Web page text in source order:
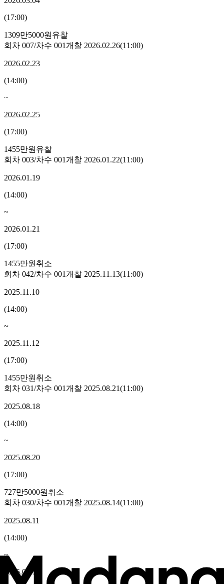
(17:00)
1309만5000원 유찰
회차 007/차수 001개찰 2026.02.26(11:00)
2026.02.23
(14:00)
~
2026.02.25
(17:00)
1455만원 유찰
회차 003/차수 001개찰 2026.01.22(11:00)
2026.01.19
(14:00)
~
2026.01.21
(17:00)
1455만원 취소
회차 042/차수 001개찰 2025.11.13(11:00)
2025.11.10
(14:00)
~
2025.11.12
(17:00)
1455만원 취소
회차 031/차수 001개찰 2025.08.21(11:00)
2025.08.18
(14:00)
~
2025.08.20
(17:00)
727만5000원 취소
회차 030/차수 001개찰 2025.08.14(11:00)
2025.08.11
(14:00)
~
2025.08.13